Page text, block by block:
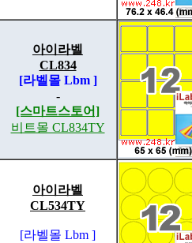
아이라벨
CL834
[라벨몰 Lbm ]
-
[스마트스토어]
비트몰 CL834TY
아이라벨
CL534TY
[라벨몰 Lbm ]